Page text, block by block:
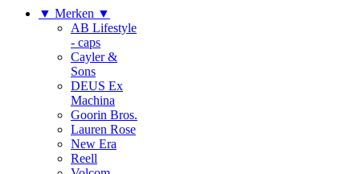
▼ Merken ▼
AB Lifestyle
- caps
Cayler &
Sons
DEUS Ex
Machina
Goorin Bros.
Lauren Rose
New Era
Reell